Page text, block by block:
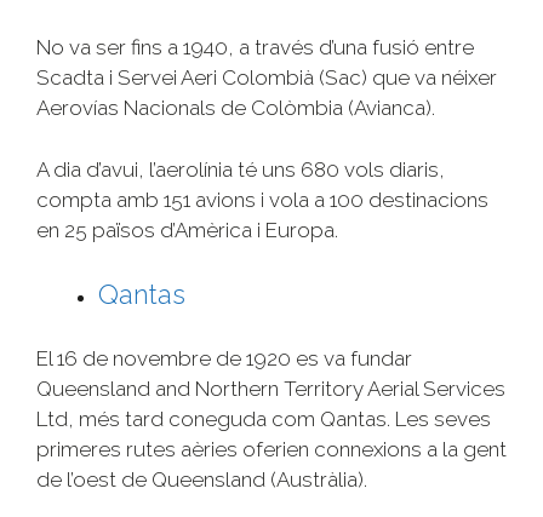
No va ser fins a 1940, a través d’una fusió entre
Scadta i Servei Aeri Colombià (Sac) que va néixer
Aerovías Nacionals de Colòmbia (Avianca).
A dia d’avui, l’aerolínia té uns 680 vols diaris,
compta amb 151 avions i vola a 100 destinacions
en 25 països d’Amèrica i Europa.
Qantas
El 16 de novembre de 1920 es va fundar
Queensland and Northern Territory Aerial Services
Ltd, més tard coneguda com Qantas. Les seves
primeres rutes aèries oferien connexions a la gent
de l’oest de Queensland (Austràlia).